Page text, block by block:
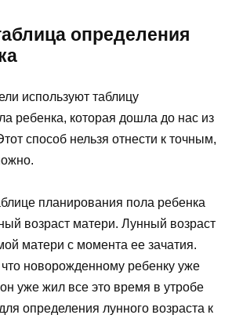
определения
используют таблицу
ребенка, которая дошла до нас из
способ нельзя отнести к точным,
планирования пола ребенка
возраст матери. Лунный возраст
матери с момента ее зачатия.
новорожденному ребенку уже
он уже жил все это время в утробе
определения лунного возраста к